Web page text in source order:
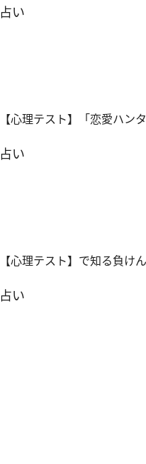
占い
【心理テスト】「恋愛ハン
占い
【心理テスト】で知る負け
占い